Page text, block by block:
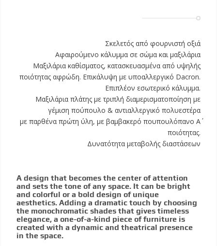
Σκελετός από φουρνιστή οξιά
Αφαιρούμενο κάλυμμα σε σώμα και μαξιλάρια
Μαξιλάρια καθίσματος, κατασκευασμένα από υψηλής
ποιότητας αφρώδη. Επικάλυψη με υποαλλεργικό Dacron.
Επιπλέον εσωτερικό κάλυμμα.
Μαξιλάρια πλάτης με τριπλή διαμερισματοποίηση με
γέμιση πούπουλο & αντιαλλεργικό πολυεστέρα
με παρθένα πρώτη ύλη, με βαμβακερό πουπουλόπανο Α΄
ποιότητας.
Δυνατότητα μεταβολής διαστάσεων
A design that becomes the center of attention
and sets the tone of any space. It can be bright
and colorful or a bold design of unique
aesthetics. Adding a dramatic touch by choosing
the monochromatic shades that gives timeless
elegance, a one-of-a-kind piece of furniture is
created with a dynamic and theatrical presence
in the space.